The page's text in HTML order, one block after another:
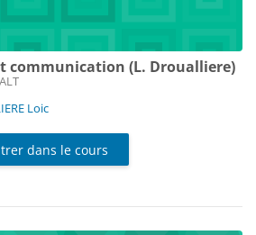
communication (L. Droualliere)
Loic
dans le cours